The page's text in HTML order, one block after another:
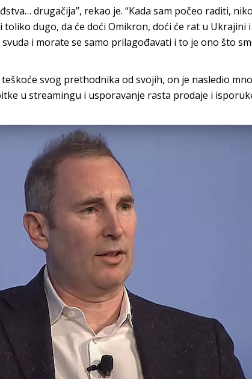
drugačija”, rekao je. “Kada sam počeo raditi,
dugo, da će doći Omikron, doći će rat u Ukrajini
i morate se samo prilagođavati i to je ono što
svog prethodnika od svojih, on je nasledio
u streamingu i usporavanje rasta prodaje i